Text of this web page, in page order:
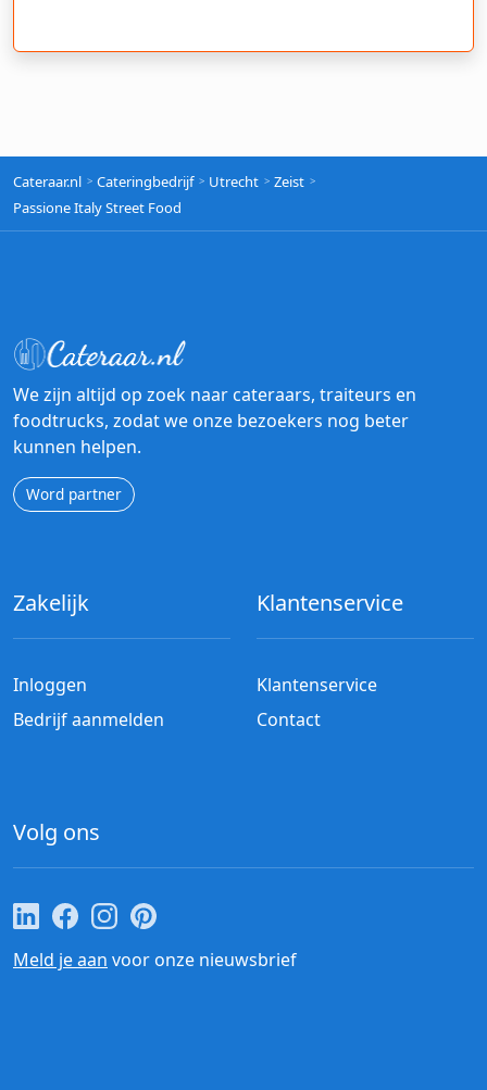
Cateraar.nl Cateringbedrijf Utrecht
Zeist
Passione Italy Street Food
We zijn altijd op zoek naar cateraars, traiteurs en
foodtrucks, zodat we onze bezoekers nog beter
kunnen helpen.
Word partner
Zakelijk
Inloggen
Bedrijf aanmelden
Klantenservice
Klantenservice
Contact
Volg ons
Cateraar.nl op LinkedIn
Cateraar.nl op Facebook
Cateraar.nl op Instagram
Cateraar.nl op Pinterest
Meld je aan voor onze nieuwsbrief